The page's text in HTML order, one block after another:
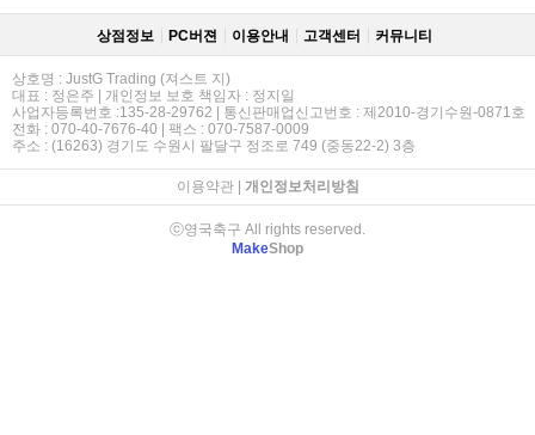
상점정보 PC버젼 이용안내 고객센터 커뮤니티
상호명 : JustG Trading (져스트 지)
대표 : 정은주 | 개인정보 보호 책임자 : 정지일
사업자등록번호 :135-28-29762 | 통신판매업신고번호 : 제2010-경기수원-0871호
전화 : 070-40-7676-40 | 팩스 : 070-7587-0009
주소 : (16263) 경기도 수원시 팔달구 정조로 749 (중동22-2) 3층
이용약관| 개인정보처리방침
ⓒ영국축구 All rights reserved.
MakeShop